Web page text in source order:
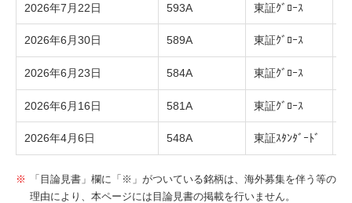
2026年7月22日 593A 東証ｸﾞﾛｰｽ
2026年6月30日 589A 東証ｸﾞﾛｰｽ
2026年6月23日 584A 東証ｸﾞﾛｰｽ
2026年6月16日 581A 東証ｸﾞﾛｰｽ
2026年4月6日 548A 東証ｽﾀﾝﾀﾞｰﾄﾞ
「目論見書」欄に「※」がついている銘柄は、海外募集を伴う等の
理由により、本ページには目論見書の掲載を行いません。